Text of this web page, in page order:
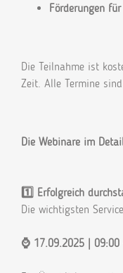
Förderungen
Die Teilnahme ist
Zeit. Alle Termine
Die Webinare im
1️⃣ Erfolgreich
Die wichtigsten
⌚ 17.09.2025 |